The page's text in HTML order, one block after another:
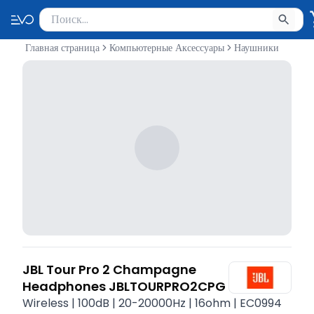
Поиск товаров
Введите минимум 2 символа для поиска. Нажмите Enter
Главная страница Компьютерные Аксессуары Наушники
JBL Tour Pro 2 Champagne
Headphones JBLTOURPRO2CPG
Wireless | 100dB | 20-20000Hz | 16ohm | EC0994